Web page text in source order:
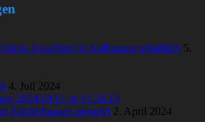
Kirschner in Aufhausen erhältlich 5.
4. Juli 2024
Niederhausen gesperrt 2. April 2024